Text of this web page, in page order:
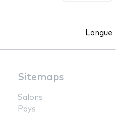
Langue
Sitemaps
Salons
Pays